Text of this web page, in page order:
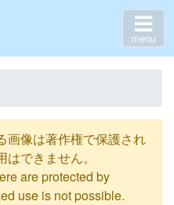
menu
画像は著作権で保護され
できません。
are protected by
use is not possible.